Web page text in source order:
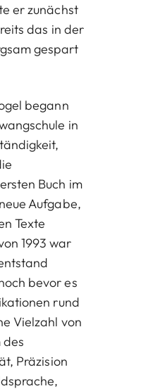
er zunächst
das in der
gespart
begann
in
Buch im
Aufgabe,
Texte
1993 war
bevor es
rund
Vielzahl von
Präzision